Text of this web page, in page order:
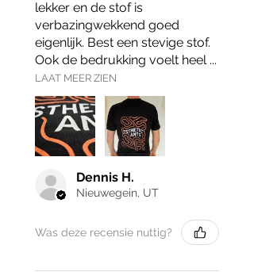
lekker en de stof is
verbazingwekkend goed
eigenlijk. Best een stevige stof.
Ook de bedrukking voelt heel ...
LAAT MEER ZIEN
Dennis H.
Nieuwegein, UT
Was deze recensie nuttig?